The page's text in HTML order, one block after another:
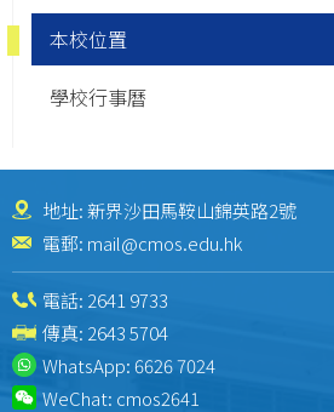
本校位置
學校行事曆
地址: 新界沙田馬鞍山錦英路2號
電郵: mail@cmos.edu.hk
電話: 2641 9733
傳真: 2643 5704
WhatsApp:6626 7024
WeChat: cmos2641